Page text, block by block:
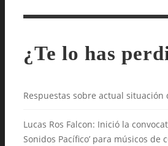
¿Te lo has
Respuestas sobre actual situación
Lucas Ros Falcon: Inició la
Sonidos Pacífico’ para músicos de